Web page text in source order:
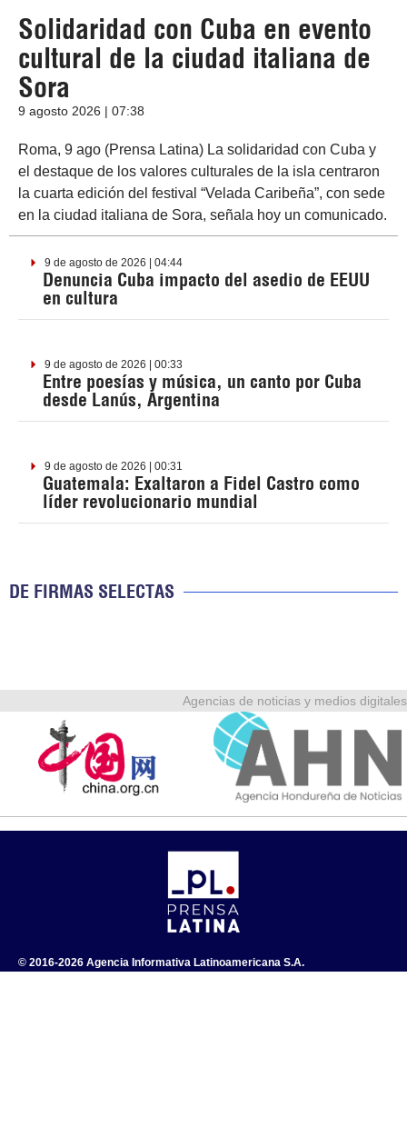
Solidaridad con Cuba en evento
cultural de la ciudad italiana de
Sora
9 agosto 2026 | 07:38
Roma, 9 ago (Prensa Latina) La solidaridad con Cuba y
el destaque de los valores culturales de la isla centraron
la cuarta edición del festival “Velada Caribeña”, con sede
en la ciudad italiana de Sora, señala hoy un comunicado.
9 de agosto de 2026 | 04:44
Denuncia Cuba impacto del asedio de EEUU
en cultura
9 de agosto de 2026 | 00:33
Entre poesías y música, un canto por Cuba
desde Lanús, Argentina
9 de agosto de 2026 | 00:31
Guatemala: Exaltaron a Fidel Castro como
líder revolucionario mundial
DE FIRMAS SELECTAS
Agencias de noticias y medios digitales
© 2016-2026 Agencia Informativa Latinoamericana S.A.